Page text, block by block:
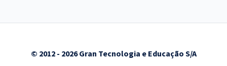
© 2012 - 2026 Gran Tecnologia e Educação S/A